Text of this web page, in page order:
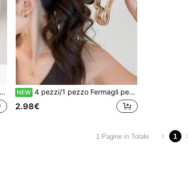
NEW 4 pezzi/1 pezzo Fermagli per capelli minimalisti cavi a forma di banana con cuore, con morsetto dentellato , in tartaruga, ambra, nero e trasparente, per capelli medi e spessi, per ragazze
2.98€
1 Pagine in Totale 1